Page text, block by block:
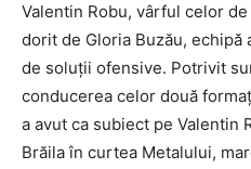
Valentin Robu, vârful celor
dorit de Gloria Buzău, echipă
de soluții ofensive. Potrivit
conducerea celor două
a avut ca subiect pe Valentin
Brăila în curtea Metalului,